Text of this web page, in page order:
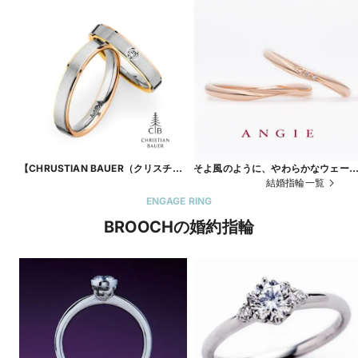
【CHRUSTIAN BAUER（クリスチャ
No.241282/273638】ドイツ製の丈
そよ風のように、やわらかなウェーブ
ライン onse 11 メッセンジャー
結婚指輪一覧
ENGAGE RING
BROOCHの婚約指輪